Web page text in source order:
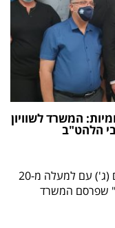
המשרד לשוויון
הלהט"ב
השרה לשוויון חברתי מירב כהן נפגשה היום (ג') עם למעלה מ-20
שפרסם המשרד